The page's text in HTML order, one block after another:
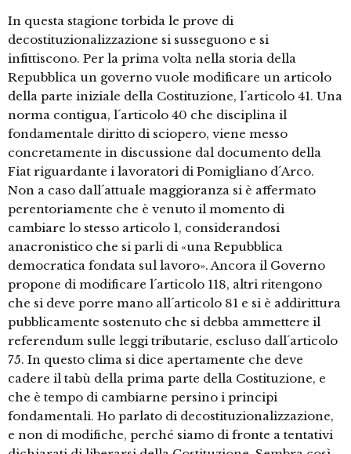
In questa stagione torbida le prove di
decostituzionalizzazione si susseguono e si
infittiscono. Per la prima volta nella storia della
Repubblica un governo vuole modificare un articolo
della parte iniziale della Costituzione, l´articolo 41. Una
norma contigua, l´articolo 40 che disciplina il
fondamentale diritto di sciopero, viene messo
concretamente in discussione dal documento della
Fiat riguardante i lavoratori di Pomigliano d´Arco.
Non a caso dall´attuale maggioranza si è affermato
perentoriamente che è venuto il momento di
cambiare lo stesso articolo 1, considerandosi
anacronistico che si parli di «una Repubblica
democratica fondata sul lavoro». Ancora il Governo
propone di modificare l´articolo 118, altri ritengono
che si deve porre mano all´articolo 81 e si è addirittura
pubblicamente sostenuto che si debba ammettere il
referendum sulle leggi tributarie, escluso dall´articolo
75. In questo clima si dice apertamente che deve
cadere il tabù della prima parte della Costituzione, e
che è tempo di cambiarne persino i principi
fondamentali. Ho parlato di decostituzionalizzazione,
e non di modifiche, perché siamo di fronte a tentativi